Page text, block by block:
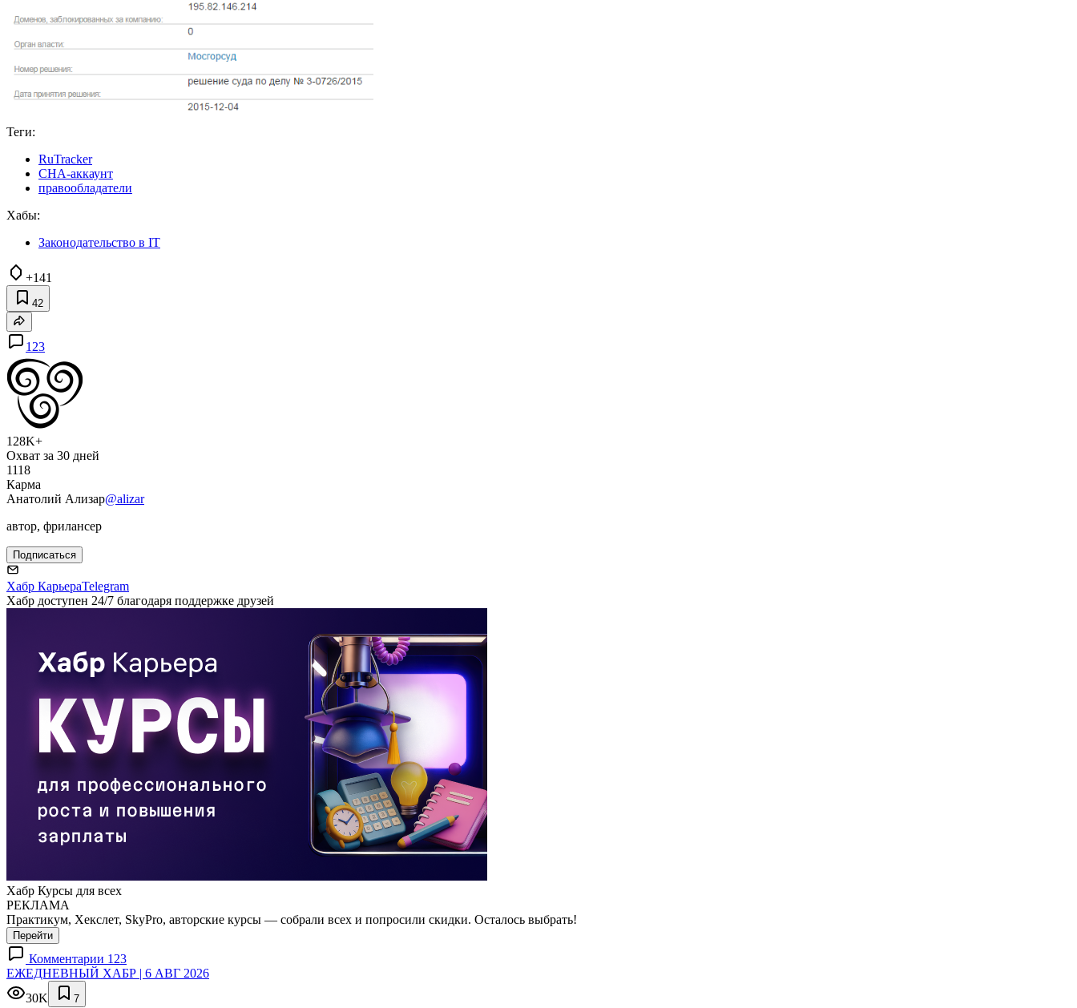
Теги:
RuTracker
CHA-аккаунт
правообладатели
Хабы:
Законодательство в IT
+141
42
123
128K+
Охват за 30 дней
1118
Карма
Анатолий Ализар@alizar
автор, фрилансер
Подписаться
Хабр КарьераTelegram
Хабр доступен 24/7 благодаря поддержке друзей
Хабр Курсы для всех
РЕКЛАМА
Практикум, Хекслет, SkyPro, авторские курсы — собрали всех и попросили скидки. Осталось выбрать!
Перейти
Комментарии 123
ЕЖЕДНЕВНЫЙ ХАБР | 6 АВГ 2026
30K
7